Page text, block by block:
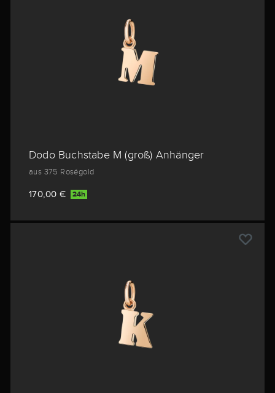
Dodo Buchstabe M (groß) Anhänger
aus 375 Roségold
170,00 € 24h